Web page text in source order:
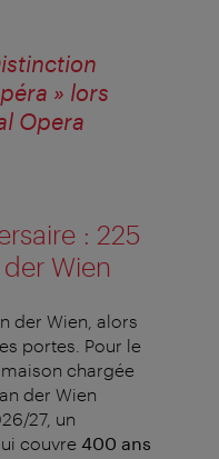
» lors
Opera
: 225
Wien
der Wien, alors
portes. Pour le
chargée
der Wien
27, un
couvre 400 ans